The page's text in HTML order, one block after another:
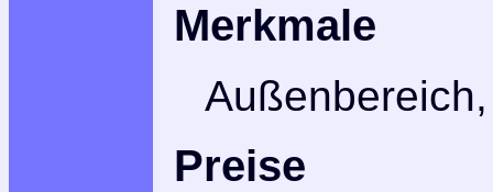
Merkmale
Preise